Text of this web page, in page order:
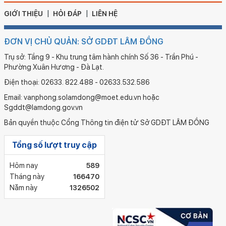
GIỚI THIỆU HỎI ĐÁP LIÊN HỆ
ĐƠN VỊ CHỦ QUẢN: SỞ GDĐT LÂM ĐỒNG
Trụ sở: Tầng 9 - Khu trung tâm hành chính Số 36 - Trần Phú -
Phường Xuân Hương - Đà Lạt.
Điện thoại: 02633. 822.488 - 02633.532.586
Email: vanphong.solamdong@moet.edu.vn hoặc
Sgddt@lamdong.gov.vn
Bản quyền thuộc Cổng Thông tin điện tử Sở GDĐT LÂM ĐỒNG
Tổng số lượt truy cập
Hôm nay
589
Tháng này
166470
Năm này
1326502